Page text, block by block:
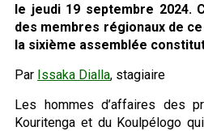
le jeudi 19 septembre 2024.
des membres régionaux de
la sixième assemblée
Par Issaka Dialla, stagiaire
Les hommes d’affaires des
Kouritenga et du Koulpélogo